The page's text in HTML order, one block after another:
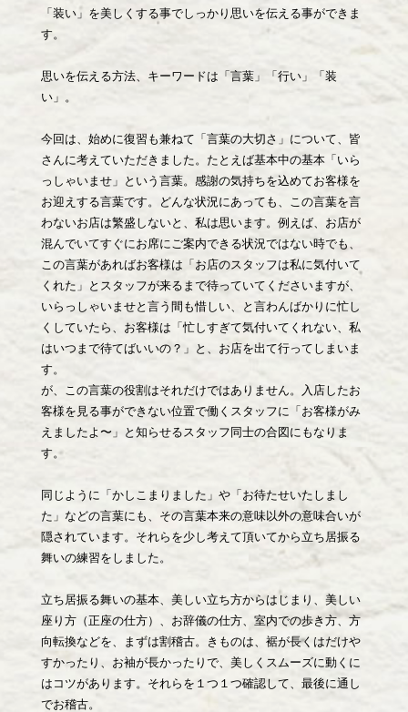
「装い」を美しくする事でしっかり思いを伝える事ができま
す。
思いを伝える方法、キーワードは「言葉」「行い」「装
い」。
今回は、始めに復習も兼ねて「言葉の大切さ」について、皆
さんに考えていただきました。たとえば基本中の基本「いら
っしゃいませ」という言葉。感謝の気持ちを込めてお客様を
お迎えする言葉です。どんな状況にあっても、この言葉を言
わないお店は繁盛しないと、私は思います。例えば、お店が
混んでいてすぐにお席にご案内できる状況ではない時でも、
この言葉があればお客様は「お店のスタッフは私に気付いて
くれた」とスタッフが来るまで待っていてくださいますが、
いらっしゃいませと言う間も惜しい、と言わんばかりに忙し
くしていたら、お客様は「忙しすぎて気付いてくれない、私
はいつまで待てばいいの？」と、お店を出て行ってしまいま
す。
が、この言葉の役割はそれだけではありません。入店したお
客様を見る事ができない位置で働くスタッフに「お客様がみ
えましたよ〜」と知らせるスタッフ同士の合図にもなりま
す。
同じように「かしこまりました」や「お待たせいたしまし
た」などの言葉にも、その言葉本来の意味以外の意味合いが
隠されています。それらを少し考えて頂いてから立ち居振る
舞いの練習をしました。
立ち居振る舞いの基本、美しい立ち方からはじまり、美しい
座り方（正座の仕方）、お辞儀の仕方、室内での歩き方、方
向転換などを、まずは割稽古。きものは、裾が長くはだけや
すかったり、お袖が長かったりで、美しくスムーズに動くに
はコツがあります。それらを１つ１つ確認して、最後に通し
でお稽古。